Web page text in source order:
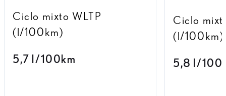
Ciclo mixto WLTP
(l/100km)
5,7 l/100km
Ciclo
(l/100km)
5,8 l/